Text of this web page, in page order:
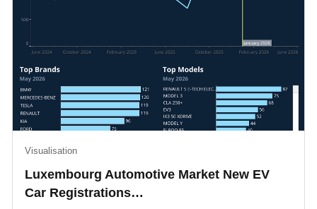
Luxembourg Automotive Market New EV
Car Registrations…
Visualisation